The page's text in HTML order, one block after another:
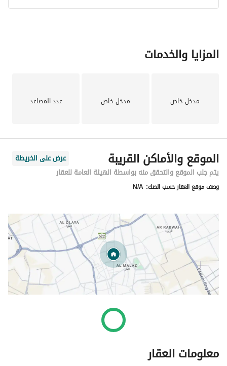
المزايا والخدمات
مدخل خاص مدخل خاص عدد المصاعد
الموقع والأماكن القريبة
عرض على الخريطة
يتم جلب الموقع والتحقق منه بواسطة الهيئة العامة للعقار
وصف موقع العقار حسب الصك: N/A
معلومات العقار